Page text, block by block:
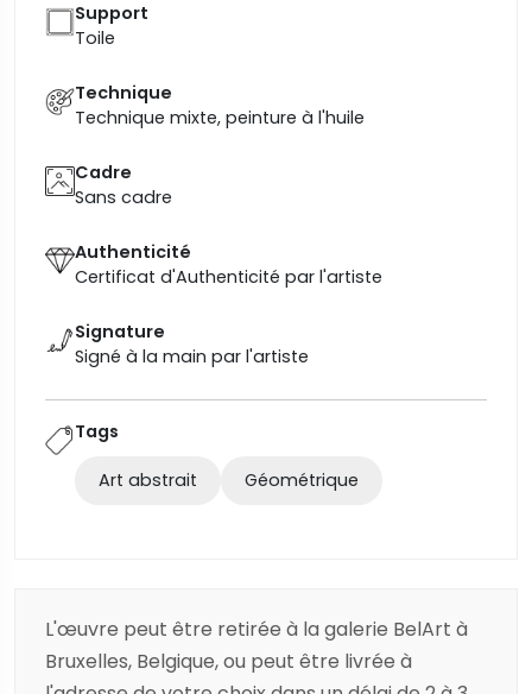
Support
Toile
Technique
Technique mixte, peinture à l'huile
Cadre
Sans cadre
Authenticité
Certificat d'Authenticité par l'artiste
Signature
Signé à la main par l'artiste
Tags
Art abstrait Géométrique
L'œuvre peut être retirée à la galerie BelArt à
Bruxelles, Belgique, ou peut être livrée à